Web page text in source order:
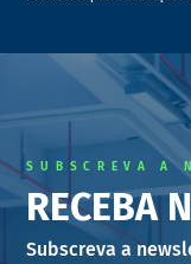
SUBSCREVA A
RECEBA
Subscreva a